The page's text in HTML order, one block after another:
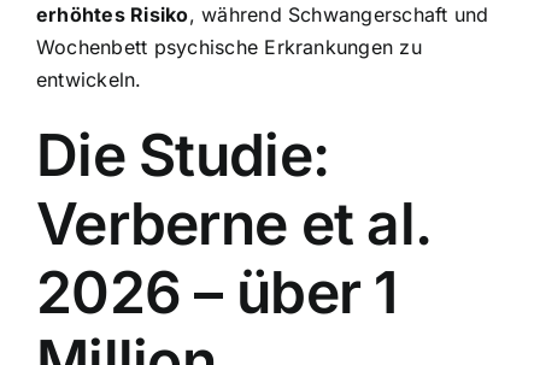
erhöhtes Risiko, während Schwangerschaft und
Wochenbett psychische Erkrankungen zu
entwickeln.
Die Studie:
Verberne et al.
2026 – über 1